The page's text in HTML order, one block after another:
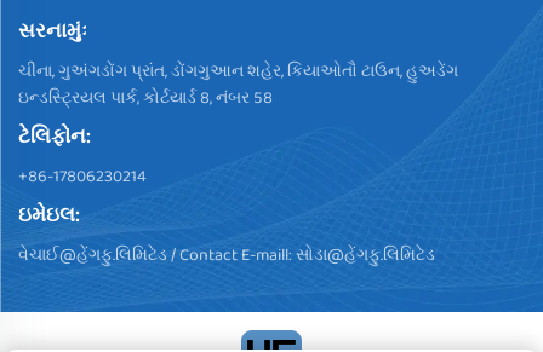
સરનામુંઃ
ચીના, ગુઅંગડોંગ પ્રાંત, ડોંગગુઆન શહેર, કિયાઓતૌ ટાઉન, હુઅડેંગ
ઇન્ડસ્ટ્રિયલ પાર્ક, કોર્ટયાર્ડ 8, નંબર 58
ટેલિફોન:
+86-17806230214
ઇમેઇલ:
વેચાઈ@હેંગફુ.લિમિટેડ/ Contact E-maill:સોડા@હેંગફુ.લિમિટેડ